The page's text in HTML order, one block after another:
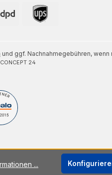
und ggf. Nachnahmegebühren,
24
...